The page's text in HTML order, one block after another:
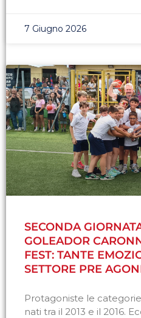
7 Giugno 2026
SECONDA
GOLEADOR
FEST: TANTE
SETTORE PRE
Protagoniste le
nati tra il 2013 e il 2016.